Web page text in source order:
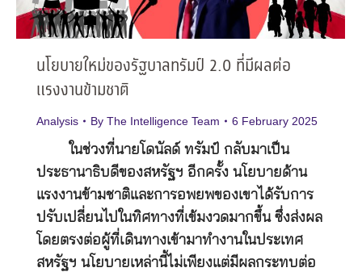
นโยบายใหม่ของรัฐบาลทรัมป์ 2.0 ที่มีผลต่อ
แรงงานข้ามชาติ
Analysis By The Intelligence Team 6 February 2025
ในช่วงที่นายโดนัลด์ ทรัมป์ กลับมาเป็น
ประธานาธิบดีของสหรัฐฯ อีกครั้ง นโยบายด้าน
แรงงานข้ามชาติและการอพยพของเขาได้รับการ
ปรับเปลี่ยนไปในทิศทางที่เข้มงวดมากขึ้น ซึ่งส่งผล
โดยตรงต่อผู้ที่เดินทางเข้ามาทำงานในประเทศ
สหรัฐฯ นโยบายเหล่านี้ไม่เพียงแต่มีผลกระทบต่อ